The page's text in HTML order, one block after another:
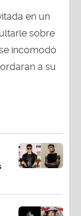
en un
sobre
incomodó
a su